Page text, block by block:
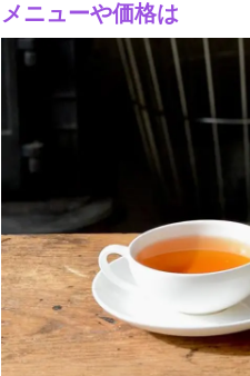
メニューや価格は